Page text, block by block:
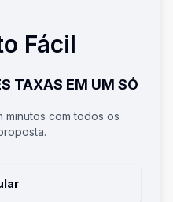
Fácil
TAXAS EM UM SÓ
minutos com todos os